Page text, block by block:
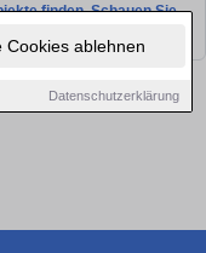
Cookies ablehnen
Datenschutzerklärung
finden. Schauen Sie